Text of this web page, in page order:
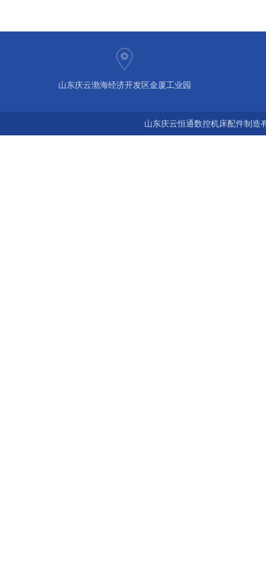
山东庆云渤海经济开发区金厦工业园
山东庆云恒通数控机床配件制